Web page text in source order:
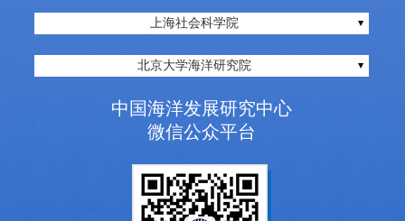
上海社会科学院
北京大学海洋研究院
中国海洋发展研究中心
微信公众平台